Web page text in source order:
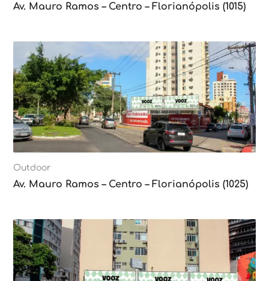
Av. Mauro Ramos – Centro – Florianópolis (1015)
Outdoor
Av. Mauro Ramos – Centro – Florianópolis (1025)